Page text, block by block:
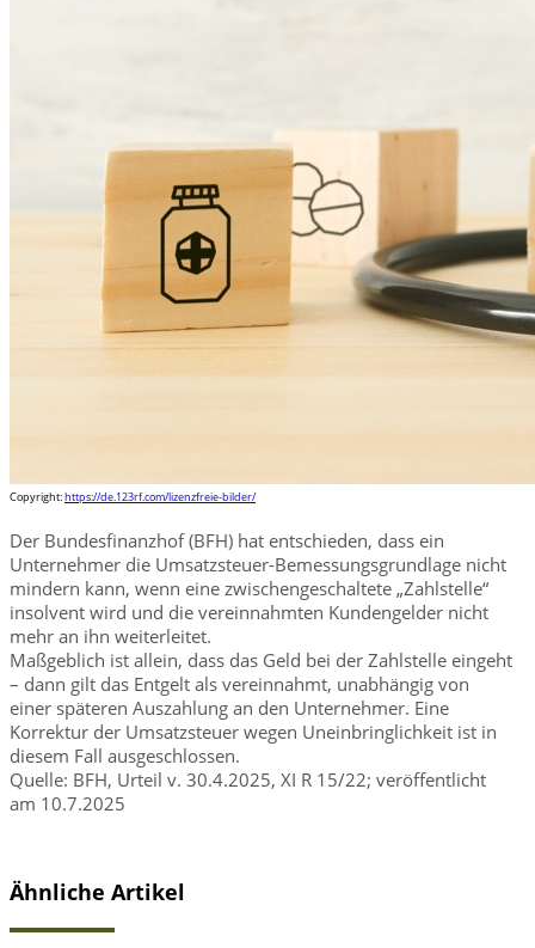
Copyright:https://de.123rf.com/lizenzfreie-bilder/
Der Bundesfinanzhof (BFH) hat entschieden, dass ein
Unternehmer die Umsatzsteuer-Bemessungsgrundlage nicht
mindern kann, wenn eine zwischengeschaltete „Zahlstelle“
insolvent wird und die vereinnahmten Kundengelder nicht
mehr an ihn weiterleitet.
Maßgeblich ist allein, dass das Geld bei der Zahlstelle eingeht
– dann gilt das Entgelt als vereinnahmt, unabhängig von
einer späteren Auszahlung an den Unternehmer. Eine
Korrektur der Umsatzsteuer wegen Uneinbringlichkeit ist in
diesem Fall ausgeschlossen.
Quelle: BFH, Urteil v. 30.4.2025, XI R 15/22; veröffentlicht
am 10.7.2025
Ähnliche Artikel